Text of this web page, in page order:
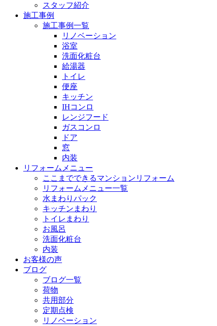
スタッフ紹介
施工事例
施工事例一覧
リノベーション
浴室
洗面化粧台
給湯器
トイレ
便座
キッチン
IHコンロ
レンジフード
ガスコンロ
ドア
窓
内装
リフォームメニュー
ここまでできるマンションリフォーム
リフォームメニュー一覧
水まわりパック
キッチンまわり
トイレまわり
お風呂
洗面化粧台
内装
お客様の声
ブログ
ブログ一覧
荷物
共用部分
定期点検
リノベーション